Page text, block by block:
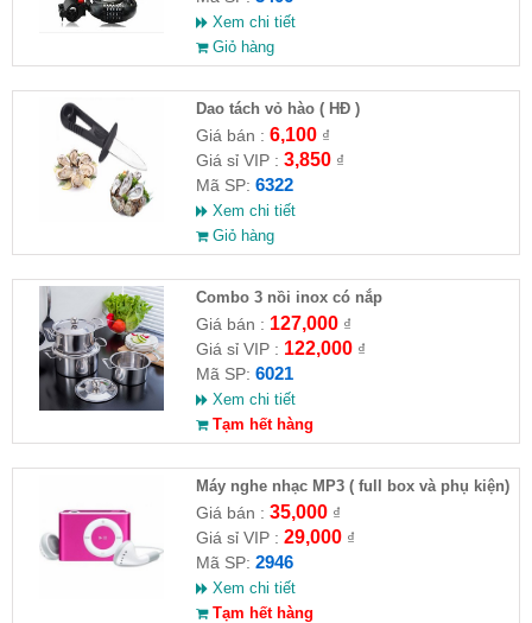
Xem chi tiết
Giỏ hàng
Dao tách vỏ hào ( HĐ )
Giá bán : 6,100₫
Giá sỉ VIP : 3,850₫
Mã SP: 6322
Xem chi tiết
Giỏ hàng
Combo 3 nồi inox có nắp
Giá bán : 127,000₫
Giá sỉ VIP : 122,000₫
Mã SP: 6021
Xem chi tiết
Tạm hết hàng
Máy nghe nhạc MP3 ( full box và phụ kiện)
Giá bán : 35,000₫
Giá sỉ VIP : 29,000₫
Mã SP: 2946
Xem chi tiết
Tạm hết hàng